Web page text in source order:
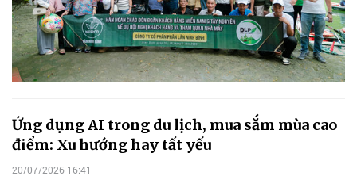
Ứng dụng AI trong du lịch, mua sắm mùa cao
điểm: Xu hướng hay tất yếu
20/07/2026 16:41